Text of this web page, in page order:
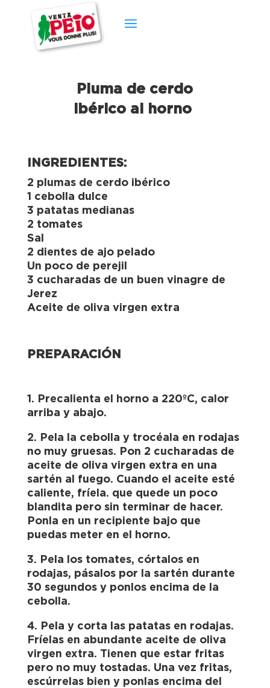
Pluma de cerdo
ibérico al horno
INGREDIENTES:
2 plumas de cerdo ibérico
1 cebolla dulce
3 patatas medianas
2 tomates
Sal
2 dientes de ajo pelado
Un poco de perejil
3 cucharadas de un buen vinagre de
Jerez
Aceite de oliva virgen extra
PREPARACIÓN
1. Precalienta el horno a 220ºC, calor
arriba y abajo.
2. Pela la cebolla y trocéala en rodajas
no muy gruesas. Pon 2 cucharadas de
aceite de oliva virgen extra en una
sartén al fuego. Cuando el aceite esté
caliente, fríela. que quede un poco
blandita pero sin terminar de hacer.
Ponla en un recipiente bajo que
puedas meter en el horno.
3. Pela los tomates, córtalos en
rodajas, pásalos por la sartén durante
30 segundos y ponlos encima de la
cebolla.
4. Pela y corta las patatas en rodajas.
Fríelas en abundante aceite de oliva
virgen extra. Tienen que estar fritas
pero no muy tostadas. Una vez fritas,
escúrrelas bien y ponlas encima del